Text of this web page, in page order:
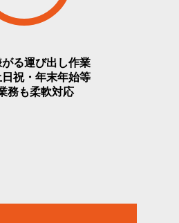
る運び出し作業
祝・年末年始等
務も柔軟対応